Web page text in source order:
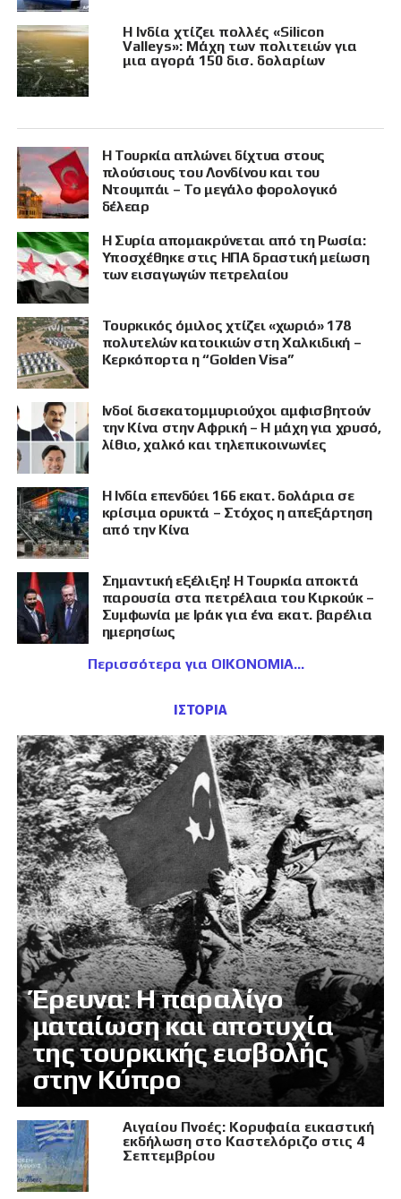
Η Ινδία χτίζει πολλές «Silicon
Valleys»: Μάχη των πολιτειών για
μια αγορά 150 δισ. δολαρίων
Η Τουρκία απλώνει δίχτυα στους
πλούσιους του Λονδίνου και του
Ντουμπάι – Το μεγάλο φορολογικό
δέλεαρ
Η Συρία απομακρύνεται από τη Ρωσία:
Υποσχέθηκε στις ΗΠΑ δραστική μείωση
των εισαγωγών πετρελαίου
Τουρκικός όμιλος χτίζει «χωριό» 178
πολυτελών κατοικιών στη Χαλκιδική –
Κερκόπορτα η “Golden Visa”
Ινδοί δισεκατομμυριούχοι αμφισβητούν
την Κίνα στην Αφρική – Η μάχη για χρυσό,
λίθιο, χαλκό και τηλεπικοινωνίες
Η Ινδία επενδύει 166 εκατ. δολάρια σε
κρίσιμα ορυκτά – Στόχος η απεξάρτηση
από την Κίνα
Σημαντική εξέλιξη! Η Τουρκία αποκτά
παρουσία στα πετρέλαια του Κιρκούκ –
Συμφωνία με Ιράκ για ένα εκατ. βαρέλια
ημερησίως
Περισσότερα για ΟΙΚΟΝΟΜΙΑ
ΙΣΤΟΡΙΑ
Έρευνα: Η παραλίγο
ματαίωση και αποτυχία
της τουρκικής εισβολής
στην Κύπρο
Αιγαίου Πνοές: Κορυφαία εικαστική
εκδήλωση στο Καστελόριζο στις 4
Σεπτεμβρίου